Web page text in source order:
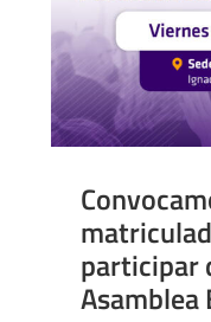
participar